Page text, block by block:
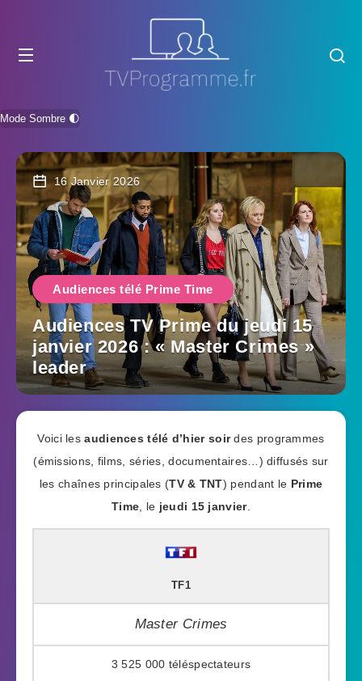
Mode Sombre 🌓
16 Janvier 2026
Audiences télé Prime Time
Audiences TV Prime du jeudi 15
janvier 2026 : « Master Crimes »
leader
Voici lesaudiences télé d’hier soirdes programmes
(émissions, films, séries, documentaires…) diffusés sur
les chaînes principales (TV & TNT) pendant le Prime
Time , le jeudi 15 janvier.
TF1
Master Crimes
3 525 000